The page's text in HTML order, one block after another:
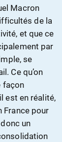
Macron
de la
et que ce
par
se
Ce qu’on
façon
est en réalité,
France pour
donc un